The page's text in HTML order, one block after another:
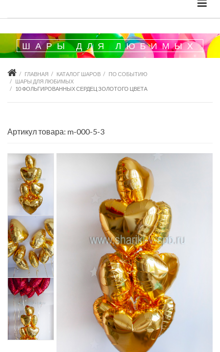
ШАРЫ ДЛЯ ЛЮБИМЫХ
ГЛАВНАЯ КАТАЛОГ ШАРОВ
ПО СОБЫТИЮ
ШАРЫ ДЛЯ ЛЮБИМЫХ
10 ФОЛЬГИРОВАННЫХ СЕРДЕЦ ЗОЛОТОГО ЦВЕТА
Артикул товара: m-000-5-3